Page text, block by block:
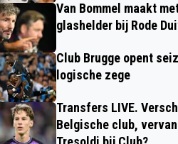
Van Bommel maakt
glashelder bij Rode
Club Brugge opent
logische zege
Transfers LIVE.
Belgische club,